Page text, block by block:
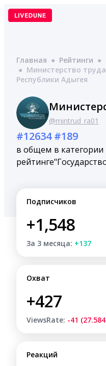
Перейти
Главная ● Рейтинги ●
● Министерство
Республики Адыгея
@mintrud_ra01
#12634
в общем
рейтинге
#189
в категории
Подписчиков
+1,548
За 3 месяца: +137
Охват
+427
ViewsRate: -41
Реакций